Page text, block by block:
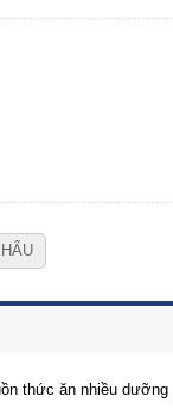
thức ăn nhiều